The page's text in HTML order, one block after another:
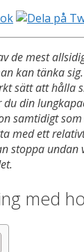
de mest
kan tänka
sätt att hålla
din
samtidigt
med ett
stoppa undan
med